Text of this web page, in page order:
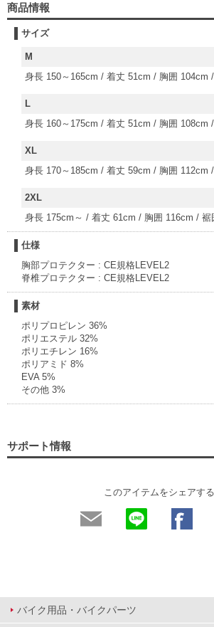
商品情報
サイズ
M
身長 150～165cm / 着丈 51cm / 胸囲 104cm
L
身長 160～175cm / 着丈 51cm / 胸囲 108cm
XL
身長 170～185cm / 着丈 59cm / 胸囲 112cm
2XL
身長 175cm～ / 着丈 61cm / 胸囲 116cm / 裾
仕様
胸部プロテクター : CE規格LEVEL2
脊椎プロテクター : CE規格LEVEL2
素材
ポリプロピレン 36%
ポリエステル 32%
ポリエチレン 16%
ポリアミド 8%
EVA 5%
その他 3%
サポート情報
このアイテムをシェアする
バイク用品・バイクパーツ